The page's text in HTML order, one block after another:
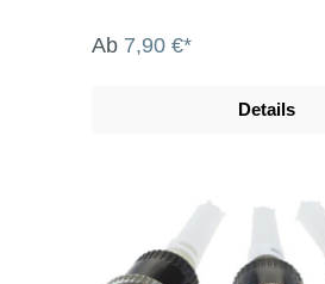
Ab 7,90 €*
Details